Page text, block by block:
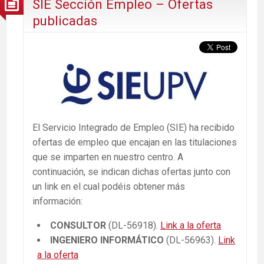
SIE Sección Empleo – Ofertas
publicadas
El Servicio Integrado de Empleo (SIE) ha recibido
ofertas de empleo que encajan en las titulaciones
que se imparten en nuestro centro. A
continuación, se indican dichas ofertas junto con
un link en el cual podéis obtener más
información:
CONSULTOR (DL-56918). Link a la oferta
INGENIERO INFORMÁTICO (DL-56963). Link
a la oferta